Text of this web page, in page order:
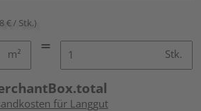
€ / Stk.)
m² Stk.
für Langgut